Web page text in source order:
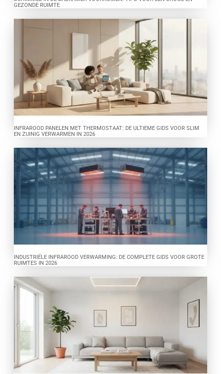
GEZONDE RUIMTE
INFRAROOD PANELEN MET THERMOSTAAT: DE ULTIEME GIDS VOOR SLIM
EN ZUINIG VERWARMEN IN 2026
INDUSTRIËLE INFRAROOD VERWARMING: DE COMPLETE GIDS VOOR GROTE
RUIMTES IN 2026